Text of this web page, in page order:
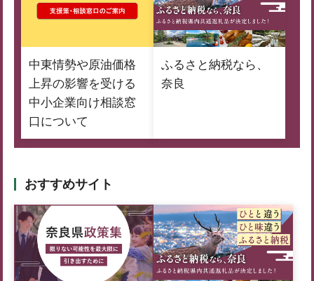
中東情勢や原油価格
上昇の影響を受ける
中小企業向け相談窓
口について
ふるさと納税なら、
奈良
おすすめサイト